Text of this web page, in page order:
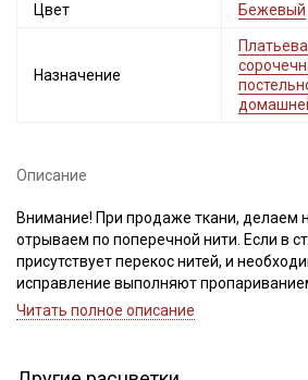
Цвет Бежевый
Назначение
Описание
Внимание! При продаже ткани, делаем
отрываем по поперечной нити. Если в
присутствует перекос нитей, и
исправление выполняют
пропаривания нити основы и утка
это приведет к искажению края детали
Читать полное описание